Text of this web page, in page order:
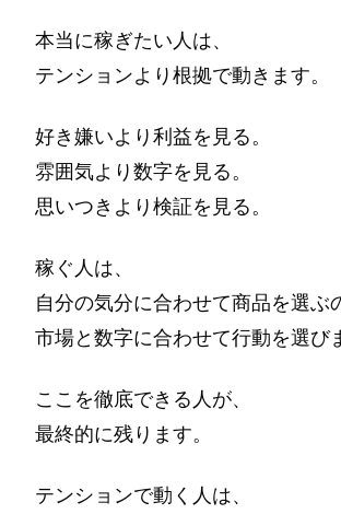
本当に稼ぎたい人は、
テンションより根拠で動きます。
好き嫌いより利益を見る。
雰囲気より数字を見る。
思いつきより検証を見る。
稼ぐ人は、
自分の気分に合わせて商品を選ぶ
市場と数字に合わせて行動を選び
ここを徹底できる人が、
最終的に残ります。
テンションで動く人は、